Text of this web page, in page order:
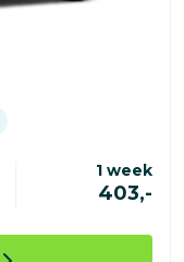
1 week
403,-